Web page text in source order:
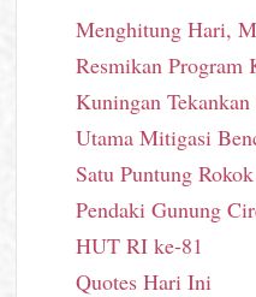
Menghitung Hari,
Resmikan
Kuningan
Utama Mitigasi
Satu Puntung
Pendaki Gunung
HUT RI ke-81
Quotes Hari Ini